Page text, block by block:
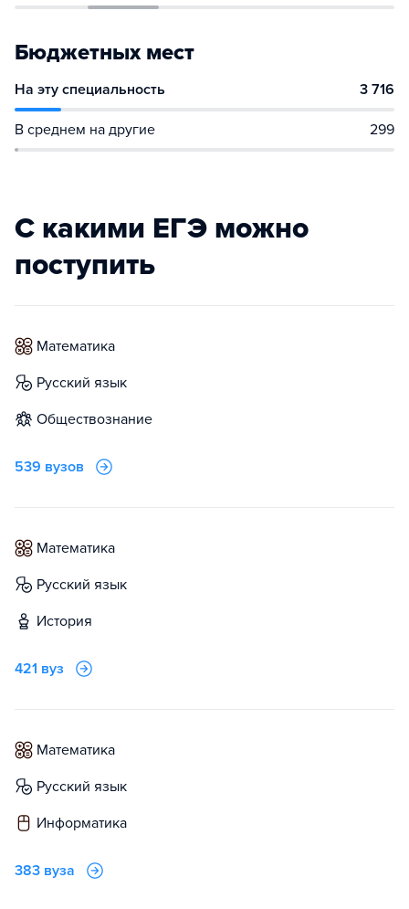
Бюджетных мест
На эту специальность 3 716
В среднем на другие 299
С какими ЕГЭ можно
поступить
математика
русский язык
обществознание
539 вузов
математика
русский язык
история
421 вуз
математика
русский язык
информатика
383 вуза